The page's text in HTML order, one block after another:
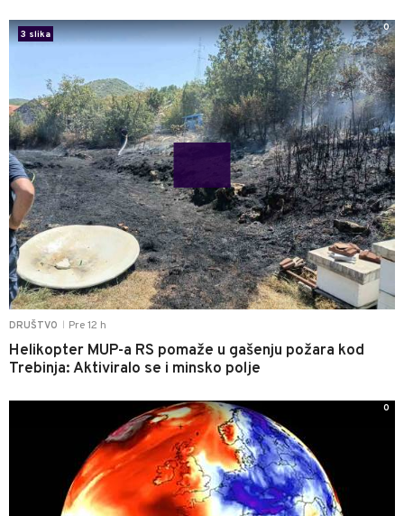
DRUŠTVO Pre 12 h
Helikopter MUP-a RS pomaže u gašenju požara kod
Trebinja: Aktiviralo se i minsko polje
3 slika
0
0